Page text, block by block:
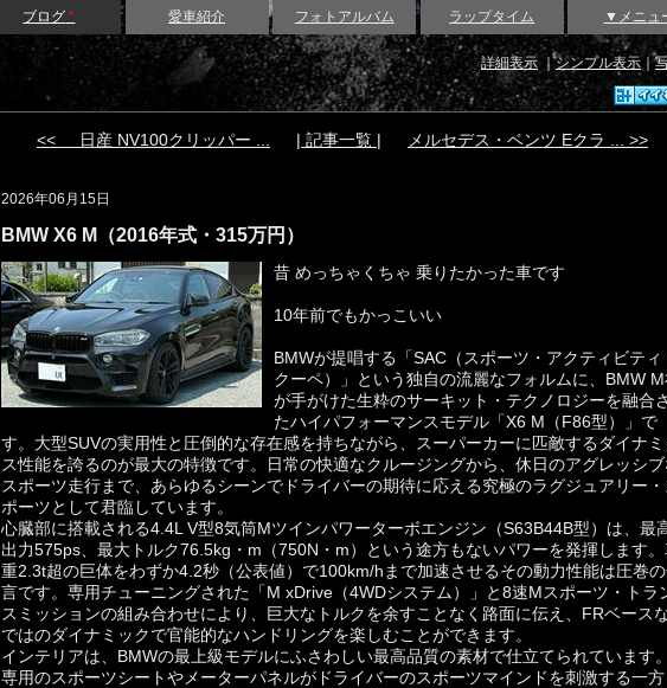
ブログ * 愛車紹介 フォトアルバム ラップタイム ▼メニュ
詳細表示 ｜シンプル表示 ｜
<< 日産 NV100クリッパー ... | 記事一覧 | メルセデス・ベンツ Eクラ ... >>
2026年06月15日
BMW X6 M（2016年式・315万円）
​昔 めっちゃくちゃ 乗りたかった車です
10年前でもかっこいい
​BMWが提唱する「SAC（スポーツ・アクティビティ
クーペ）」という独自の流麗なフォルムに、BMW M
が手がけた生粋のサーキット・テクノロジーを融合
たハイパフォーマンスモデル「X6 M（F86型）」で
す。大型SUVの実用性と圧倒的な存在感を持ちながら、スーパーカーに匹敵するダイナミ
ス性能を誇るのが最大の特徴です。日常の快適なクルージングから、休日のアグレッシブ
スポーツ走行まで、あらゆるシーンでドライバーの期待に応える究極のラグジュアリー・
ポーツとして君臨しています。
心臓部に搭載される4.4L V型8気筒Mツインパワーターボエンジン（S63B44B型）は、最
出力575ps、最大トルク76.5kg・m（750N・m）という途方もないパワーを発揮します
重2.3t超の巨体をわずか4.2秒（公表値）で100km/hまで加速させるその動力性能は圧巻
言です。専用チューニングされた「M xDrive（4WDシステム）」と8速Mスポーツ・トラ
スミッションの組み合わせにより、巨大なトルクを余すことなく路面に伝え、FRベース
ではのダイナミックで官能的なハンドリングを楽しむことができます。
インテリアは、BMWの最上級モデルにふさわしい最高品質の素材で仕立てられています
専用のスポーツシートやメーターパネルがドライバーのスポーツマインドを刺激する一方